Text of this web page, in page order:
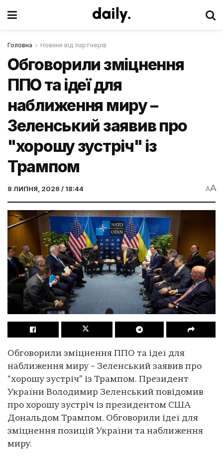
Головна Новини від партнерів
Обговорили зміцнення
ППО та ідеї для
наближення миру –
Зеленський заявив про
"хорошу зустріч" із
Трампом
8 ЛИПНЯ, 2026 / 18:44 AA
Обговорили зміцнення ППО та ідеї для
наближення миру – Зеленський заявив про
“хорошу зустріч” із Трампом. Президент
України Володимир Зеленський повідомив
про хорошу зустріч із президентом США
Дональдом Трампом. Обговорили ідеї для
зміцнення позицій України та наближення
миру.